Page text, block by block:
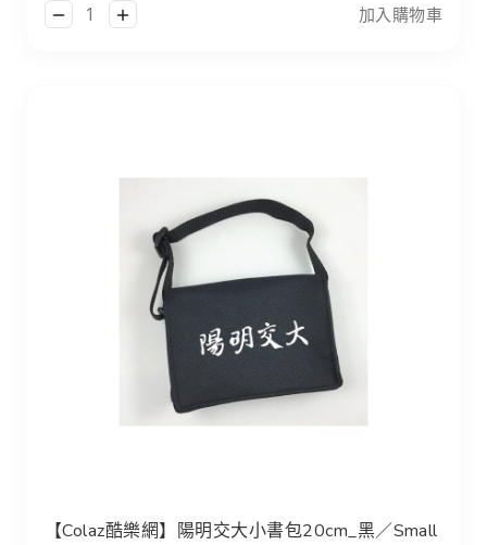
加入購物車
【Colaz酷樂網】陽明交大小書包20cm_黑／Small